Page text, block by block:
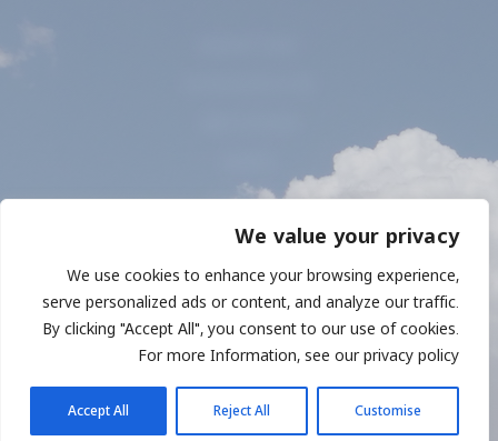
We value your privacy
We use cookies to enhance your browsing experience,
serve personalized ads or content, and analyze our traffic.
By clicking "Accept All", you consent to our use of cookies.
For more Information, see our privacy policy
Customise
Reject All
Accept All
היסטוריה
היינות
צרו קשר
יציאה